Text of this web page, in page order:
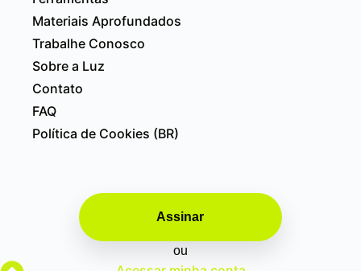
Materiais Aprofundados
Trabalhe Conosco
Sobre a Luz
Contato
FAQ
Política de Cookies (BR)
Assinar
ou